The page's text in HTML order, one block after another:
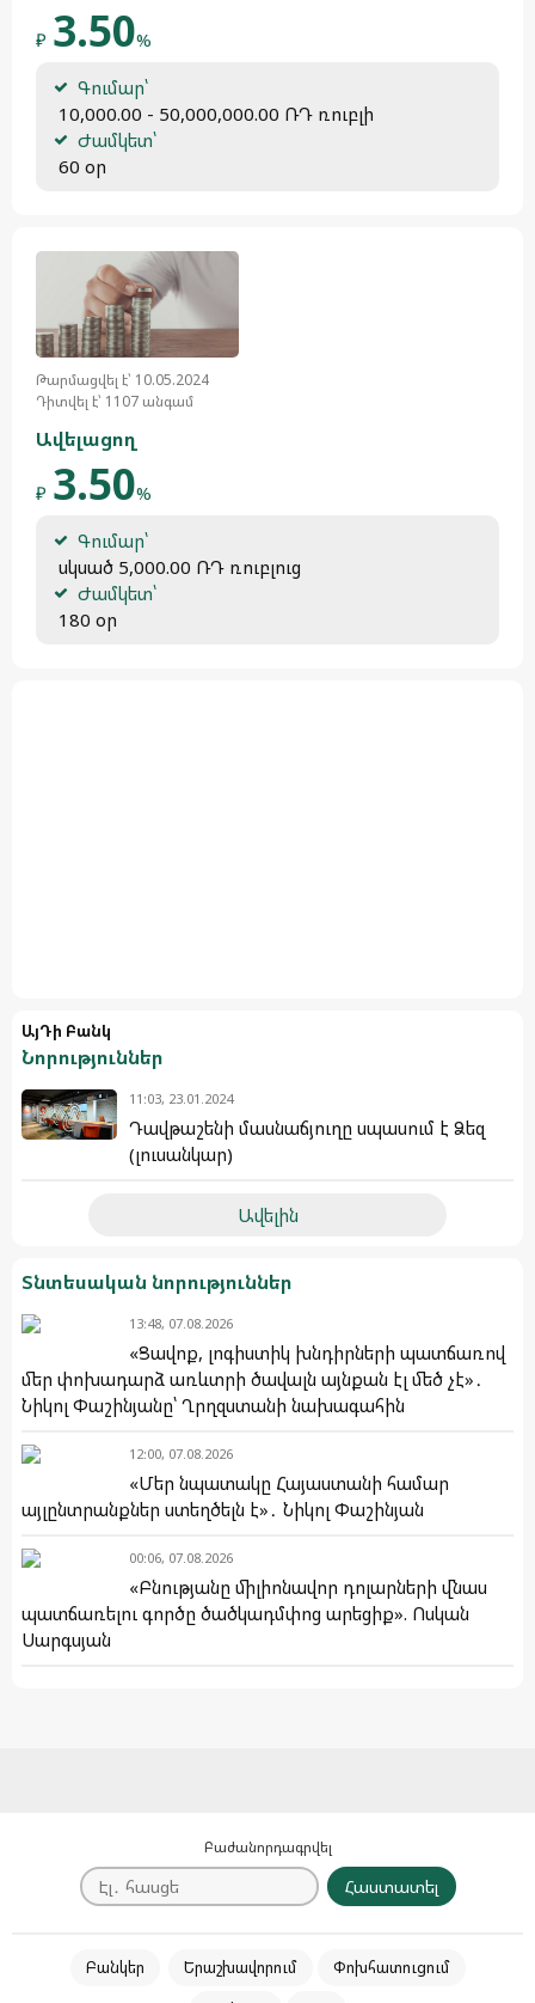
₽ 3.50%
Գումար՝
10,000.00 - 50,000,000.00 ՌԴ ռուբլի
Ժամկետ՝
60 օր
Թարմացվել է՝ 10.05.2024
Դիտվել է՝ 1107 անգամ
Ավելացող
₽ 3.50%
Գումար՝
սկսած 5,000.00 ՌԴ ռուբլուց
Ժամկետ՝
180 օր
ԱյԴի Բանկ
Նորություններ
11:03, 23.01.2024
Դավթաշենի մասնաճյուղը սպասում է Ձեզ
(լուսանկար)
Ավելին
Տնտեսական նորություններ
13:48, 07.08.2026
«Ցավոք, լոգիստիկ խնդիրների պատճառով
մեր փոխադարձ առևտրի ծավալն այնքան էլ մեծ չէ»․
Նիկոլ Փաշինյանը՝ Ղրղզստանի նախագահին
12:00, 07.08.2026
«Մեր նպատակը Հայաստանի համար
այլընտրանքներ ստեղծելն է»․ Նիկոլ Փաշինյան
00:06, 07.08.2026
«Բնությանը միլիոնավոր դոլարների վնաս
պատճառելու գործը ծածկադմփոց արեցիք». Ոսկան
Սարգսյան
Բաժանորդագրվել
Հաստատել
Բանկեր Երաշխավորում
Փոխհատուցում